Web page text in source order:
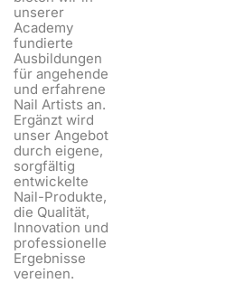
unserer
Academy
fundierte
Ausbildungen
für angehende
und erfahrene
Nail Artists an.
Ergänzt wird
unser Angebot
durch eigene,
sorgfältig
entwickelte
Nail-Produkte,
die Qualität,
Innovation und
professionelle
Ergebnisse
vereinen.